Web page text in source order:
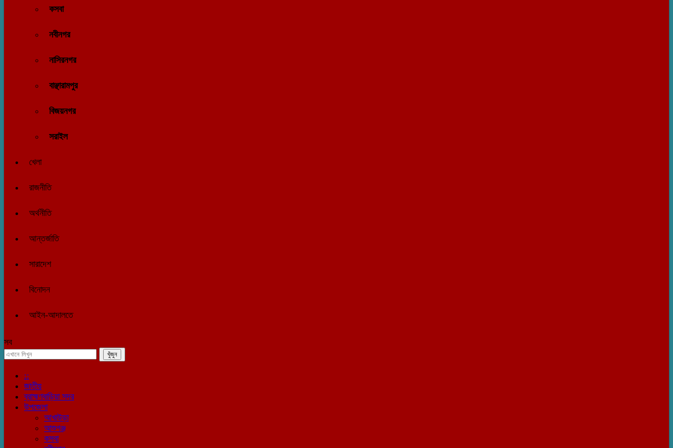
কসবা
নবীনগর
নাসিরনগর
বাঞ্ছারামপুর
বিজয়নগর
সরাইল
খেলা
রাজনীতি
অর্থনীতি
আন্তর্জাতি
সারাদেশ
বিনোদন
আইন-আদালতে
সব
::
জাতীয়
ব্রাহ্মণবাড়িয়া সদর
উপজেলা
আখাউড়া
আশুগঞ্জ
কসবা